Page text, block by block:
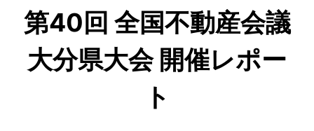
第40回 全国不動産会議
大分県大会 開催レポー
ト